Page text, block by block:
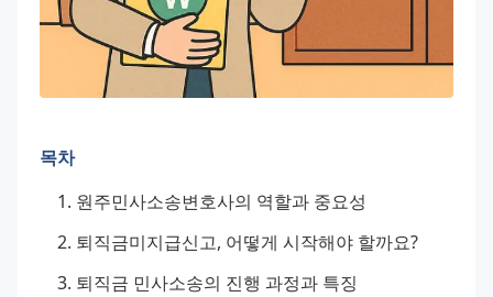
목차
원주민사소송변호사의 역할과 중요성
퇴직금미지급신고, 어떻게 시작해야 할까요?
퇴직금 민사소송의 진행 과정과 특징